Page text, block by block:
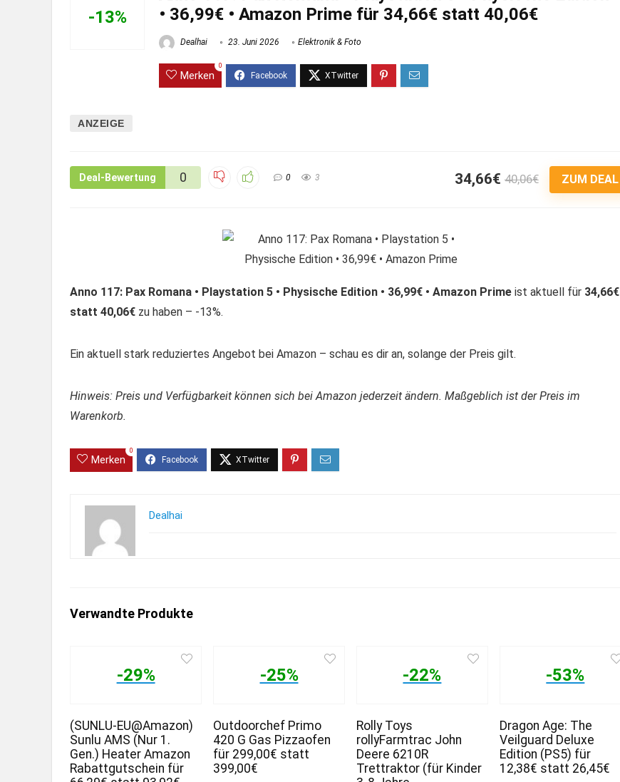
-13%
• 36,99€ • Amazon Prime für 34,66€ statt 40,06€
Dealhai 23. Juni 2026 Elektronik & Foto
Merken
0
ANZEIGE
Deal-Bewertung 0 0 3 34,66€ 40,06€ ZUM DEAL
Anno 117: Pax Romana • Playstation 5 • Physische Edition • 36,99€ • Amazon Prime ist aktuell für 34,66€
statt 40,06€ zu haben – -13%.
Ein aktuell stark reduziertes Angebot bei Amazon – schau es dir an, solange der Preis gilt.
Hinweis: Preis und Verfügbarkeit können sich bei Amazon jederzeit ändern. Maßgeblich ist der Preis im
Warenkorb.
Merken
0
Dealhai
Verwandte Produkte
-29%
(SUNLU-EU@Amazon)
Sunlu AMS (Nur 1.
Gen.) Heater Amazon
Rabattgutschein für
-25%
Outdoorchef Primo
420 G Gas Pizzaofen
für 299,00€ statt
399,00€
-22%
Rolly Toys
rollyFarmtrac John
Deere 6210R
Trettraktor (für Kinder
-53%
Dragon Age: The
Veilguard Deluxe
Edition (PS5) für
12,38€ statt 26,45€